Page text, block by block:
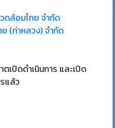
ดล้อมไทย จำกัด
(ท่าหลวง) จำกัด
ปิดดำเนินการ และเปิด
แล้ว